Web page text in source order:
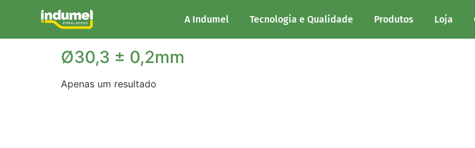
A Indumel Tecnologia e Qualidade Produtos Loja
/ Diâmetro do produto / Ø30,3 ± 0,2mm
Ø30,3 ± 0,2mm
Apenas um resultado